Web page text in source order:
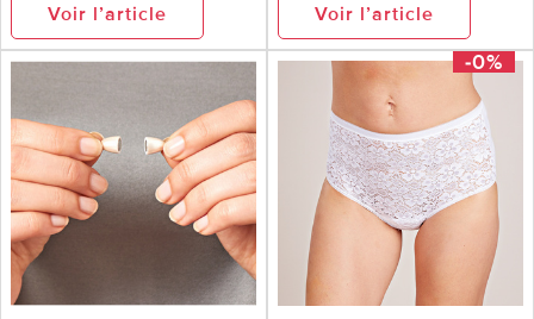
Voir l’article Voir l’article
-0%